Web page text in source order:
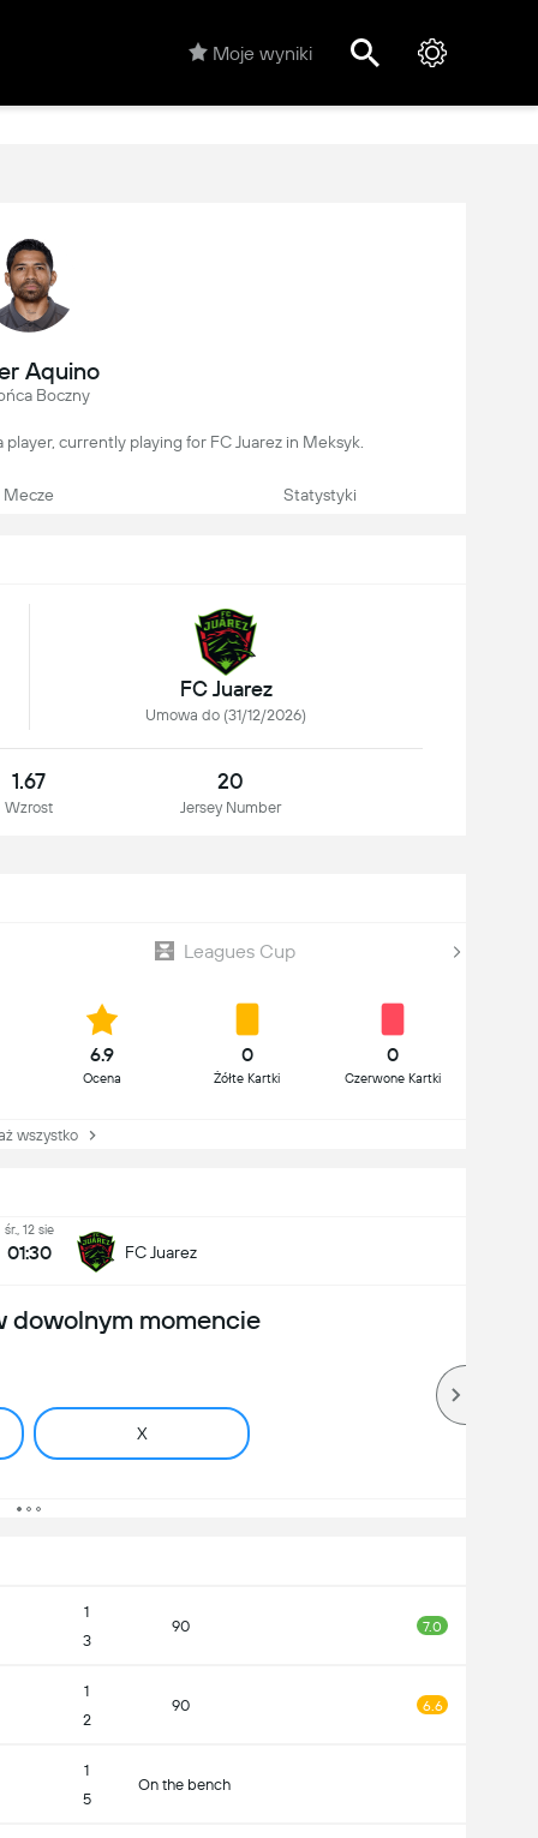
Moje wyniki
Aquino
Boczny
player, currently playing for FC Juarez in Meksyk.
Mecze Statystyki
FC Juarez
Umowa do (31/12/2026)
1.67
Wzrost
20
Jersey Number
Leagues Cup
6.9
Ocena
0
Żółte Kartki
0
Czerwone Kartki
wszystko
śr., 12 sie
01:30 FC Juarez
dowolnym momencie
X
1
3
90 7.0
1
2
90 6.6
1
5
On the bench